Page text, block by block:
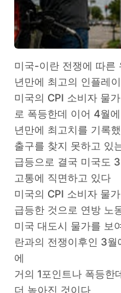
미국-이란 전쟁에 따른
년만에 최고의 인플레
미국의 CPI 소비자 물
로 폭등한데 이어 4월
년만에 최고치를 기록
출구를 찾지 못하고 있
급등으로 결국 미국도
고통에 직면하고 있다
미국의 CPI 소비자 물
급등한 것으로 연방 노
미국 대도시 물가를 보
란과의 전쟁이후인 3
에
거의 1포인트나 폭등
더 높아진 것이다